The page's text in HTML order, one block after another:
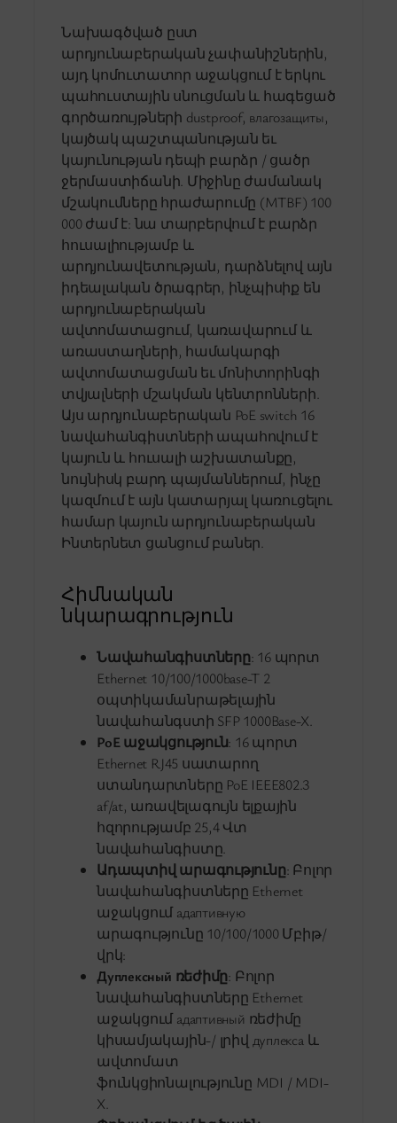
Նախագծված ըստ
արդյունաբերական չափանիշներին,
այդ կոմուտատոր աջակցում է երկու
պահուստային սնուցման և հագեցած
գործառույթների dustproof, влагозащиты,
կայծակ պաշտպանության եւ
կայունության դեպի բարձր / ցածր
ջերմաստիճանի. Միջինը ժամանակ
մշակումները հրաժարումը (MTBF) 100
000 ժամ է: նա տարբերվում է բարձր
հուսալիությամբ և
արդյունավետության, դարձնելով այն
իդեալական ծրագրեր, ինչպիսիք են
արդյունաբերական
ավտոմատացում, կառավարում և
առաստաղների, համակարգի
ավտոմատացման եւ մոնիտորինգի
տվյալների մշակման կենտրոնների.
Այս արդյունաբերական PoE switch 16
նավահանգիստների ապահովում է
կայուն և հուսալի աշխատանքը,
նույնիսկ բարդ պայմաններում, ինչը
կազմում է այն կատարյալ կառուցելու
համար կայուն արդյունաբերական
Ինտերնետ ցանցում բաներ.
Հիմնական
նկարագրություն
Նավահանգիստները: 16 պորտ
Ethernet 10/100/1000base-T 2
օպտիկամանրաթելային
նավահանգստի SFP 1000Base-X.
PoE աջակցություն: 16 պորտ
Ethernet RJ45 սատարող
ստանդարտները PoE IEEE802.3
af/at, առավելագույն ելքային
հզորությամբ 25,4 Վտ
նավահանգիստը.
Ադապտիվ արագությունը: Բոլոր
նավահանգիստները Ethernet
աջակցում адаптивную
արագությունը 10/100/1000 Մբիթ/
վրկ:
Дуплексный ռեժիմը: Բոլոր
նավահանգիստները Ethernet
աջակցում адаптивный ռեժիմը
կիսամյակային-/ լրիվ дуплекса և
ավտոմատ
ֆունկցիոնալությունը MDI / MDI-
X.